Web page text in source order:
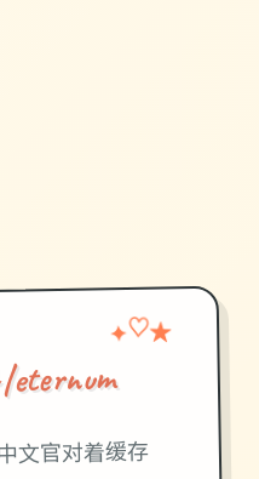
✦♡★
文官对着缓存